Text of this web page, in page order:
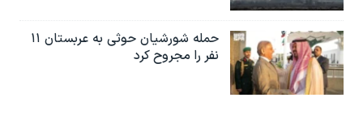
حمله شورشیان حوثی به عربستان ۱۱
نفر را مجروح کرد